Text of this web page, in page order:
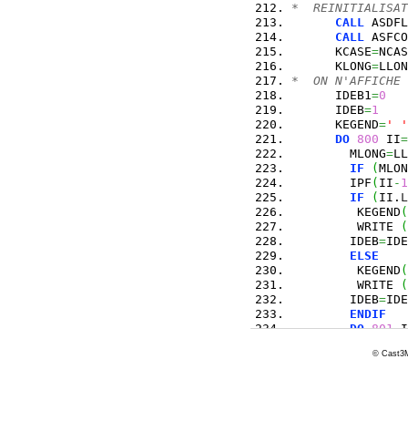
*
CALL
CALL
      KCASE
=
      KLONG
=
*  ON N'AFFICHE
      IDEB1
=0
      IDEB
=1
      KEGEND
= ' '
DO 800 II=
        MLONG
=
IF
(
        IPF
( II - 1
IF
( II.
         KEGEND
(
         WRITE
(
        IDEB
=
ELSE
         KEGEND
(
         WRITE
(
        IDEB
=
ENDIF
DO 801
(
©